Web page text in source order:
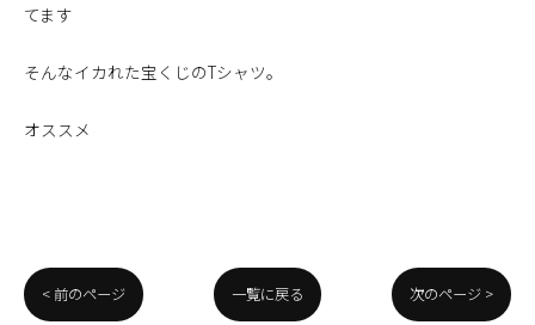
てます
そんなイカれた宝くじのTシャツ。
オススメ
< 前のページ 一覧に戻る 次のページ >